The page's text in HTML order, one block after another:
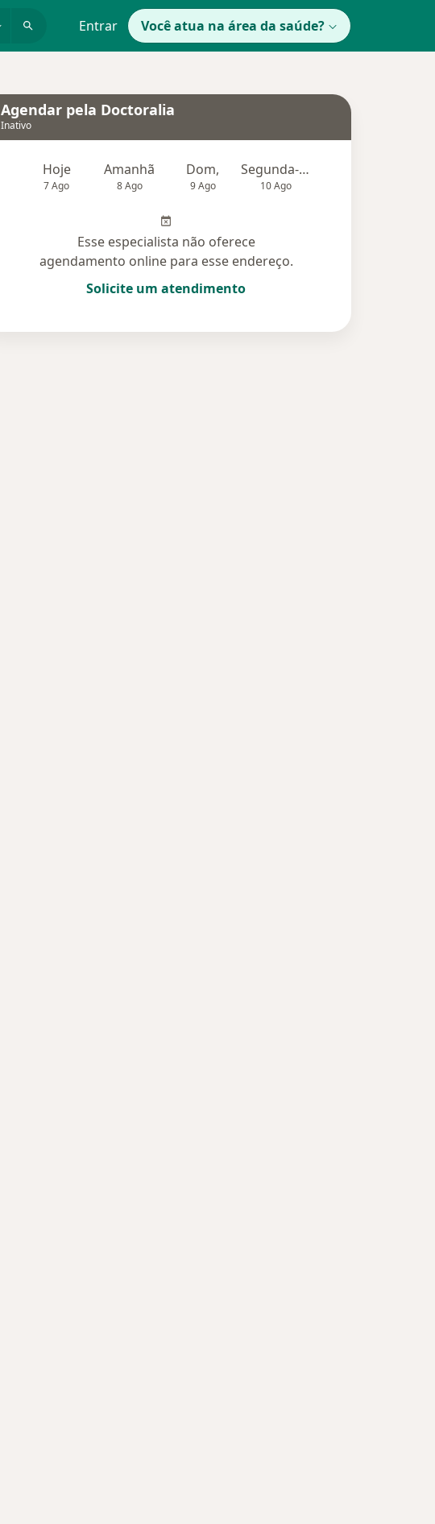
Entrar Você atua na área da saúde?
Agendar pela Doctoralia
Inativo
Hoje
7 Ago
Amanhã
8 Ago
Dom,
9 Ago
Segunda-feira
10 Ago
Esse especialista não oferece
agendamento online para esse endereço.
Solicite um atendimento